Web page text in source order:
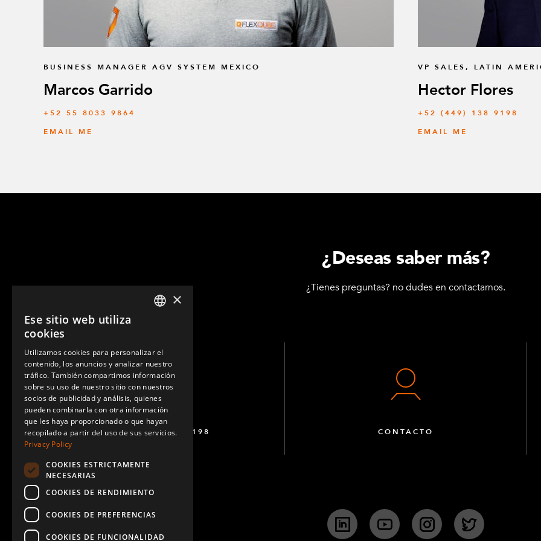
BUSINESS MANAGER AGV SYSTEM MEXICO
Marcos Garrido
+52 55 8033 9864
EMAIL ME
VP SALES, LATIN
Hector Flores
+52 (449) 138 9198
EMAIL ME
¿Deseas saber más?
¿Tienes preguntas? no dudes en contactarnos.
+52 449 138 9198 CONTACTO
LinkedIn YouTube InstagramTwitter
×
Ese sitio web utiliza
cookies
Utilizamos cookies para personalizar el
contenido, los anuncios y analizar nuestro
tráfico. También compartimos información
sobre su uso de nuestro sitio con nuestros
socios de publicidad y análisis, quienes
pueden combinarla con otra información
que les haya proporcionado o que hayan
recopilado a partir del uso de sus servicios.
Privacy Policy
COOKIES ESTRICTAMENTE
NECESARIAS
COOKIES DE RENDIMIENTO
COOKIES DE PREFERENCIAS
COOKIES DE FUNCIONALIDAD